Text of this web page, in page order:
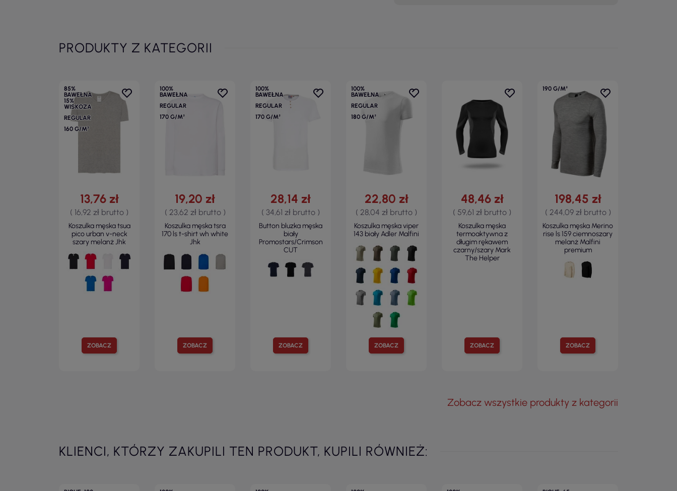
PRODUKTY Z KATEGORII
85%
BAWEŁNA
15%
WISKOZA
REGULAR
160 G/M²
ZOBACZ
13,76 zł
( 16,92 zł brutto )
Koszulka męska tsua
pico urban v-neck
szary melanż Jhk
100%
BAWEŁNA
REGULAR
170 G/M²
ZOBACZ
19,20 zł
( 23,62 zł brutto )
Koszulka męska tsra
170 ls t-shirt wh white
Jhk
100%
BAWEŁNA
REGULAR
170 G/M²
ZOBACZ
28,14 zł
( 34,61 zł brutto )
Button bluzka męska
biały
Promostars/Crimson
CUT
100%
BAWEŁNA
REGULAR
180 G/M²
ZOBACZ
22,80 zł
( 28,04 zł brutto )
Koszulka męska viper
143 biały Adler Malfini
ZOBACZ
48,46 zł
( 59,61 zł brutto )
Koszulka męska
termoaktywna z
długim rękawem
czarny/szary Mark
The Helper
190 G/M²
ZOBACZ
198,45 zł
( 244,09 zł brutto )
Koszulka męska Merino
rise ls 159 ciemnoszary
melanż Malfini
premium
Zobacz wszystkie produkty z kategorii
KLIENCI, KTÓRZY ZAKUPILI TEN PRODUKT, KUPILI RÓWNIEŻ: